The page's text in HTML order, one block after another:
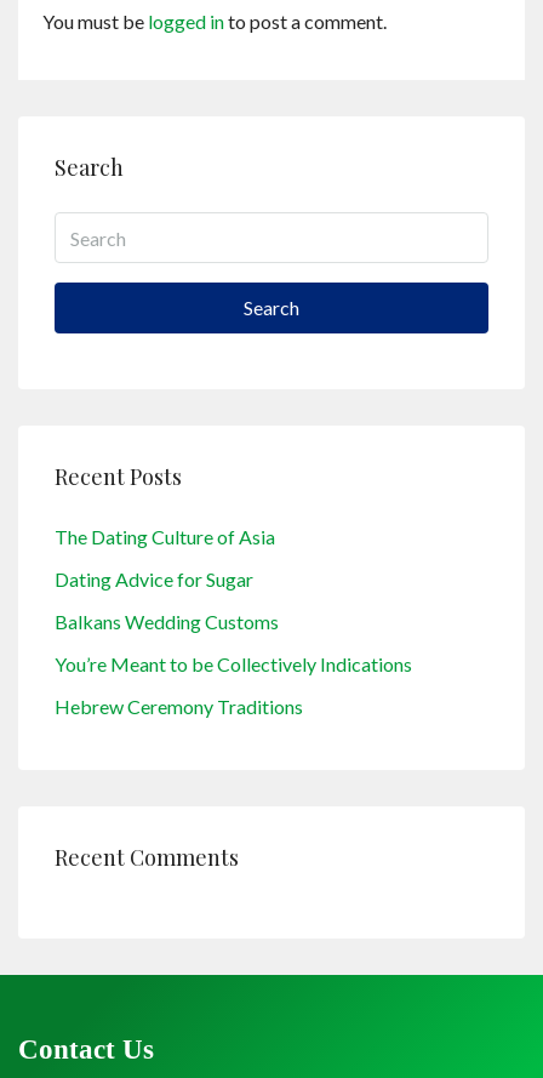
You must be logged into post a comment.
Search
Search
Recent Posts
The Dating Culture of Asia
Dating Advice for Sugar
Balkans Wedding Customs
You’re Meant to be Collectively Indications
Hebrew Ceremony Traditions
Recent Comments
Contact Us